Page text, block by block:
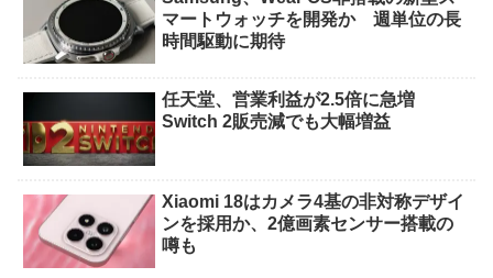
マートウォッチを開発か 週単位の長
時間駆動に期待
任天堂、営業利益が2.5倍に急増
Switch 2販売減でも大幅増益
Xiaomi 18はカメラ4基の非対称デザイ
ンを採用か、2億画素センサー搭載の
噂も